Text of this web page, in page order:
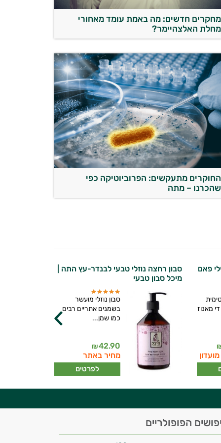
מחקרים חדשים: מה באמת עומד מאחורי
מחלת האלצהיימר?
החוקרים מתעקשים: הפרוביוטיקה כפי
שהכרנו – מתה
פאם
מאנוז
סבון רחצה נוזלי טבעי לבנדר-עץ התה |
מיכל סבון טבעי
סבון נוזלי מועשר
בשמנים אתריים רבים
כמו שמן...
42.90
₪
מחיר באתר
לפרטים
הפופולריים